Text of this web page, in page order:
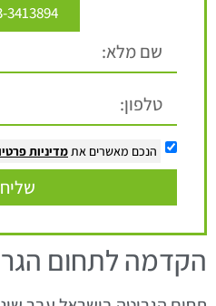
3413894
הנכם מאשרים את מדיניות
הקדמה לתחום